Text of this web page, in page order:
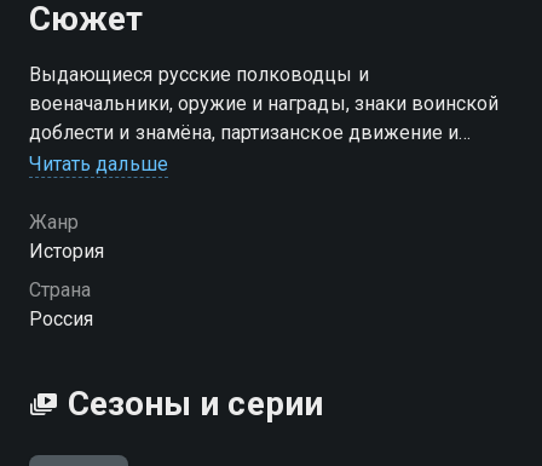
Сюжет
Выдающиеся русские полководцы и
военачальники, оружие и награды, знаки воинской
доблести и знамёна, партизанское движение и
военный оркестр - всё это тематическое
программу о военной истории
Читать дальше
Жанр
История
Страна
Россия
Сезоны и серии